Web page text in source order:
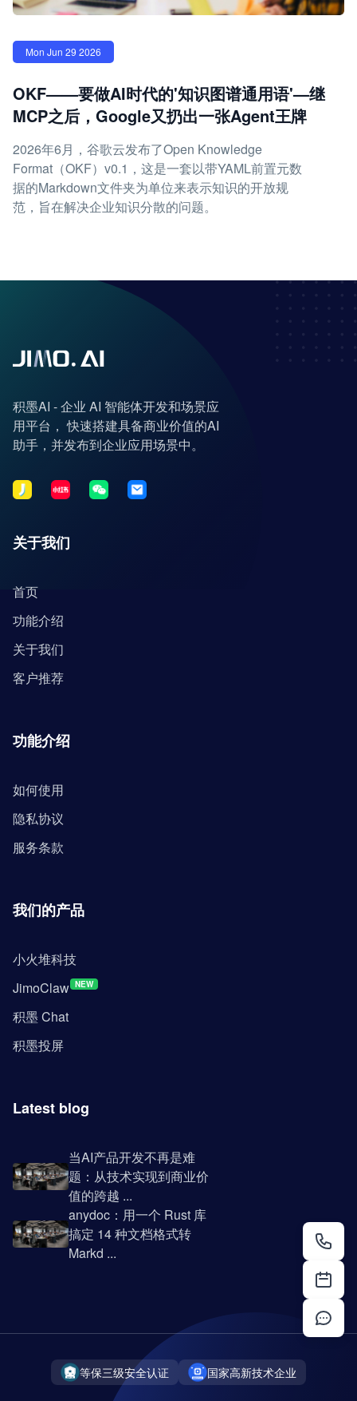
Mon Jun 29 2026
OKF——要做AI时代的'知识图谱通用语'—继
MCP之后，Google又扔出一张Agent王牌
2026年6月，谷歌云发布了Open Knowledge
Format（OKF）v0.1，这是一套以带YAML前置元数
据的Markdown文件夹为单位来表示知识的开放规
范，旨在解决企业知识分散的问题。
积墨AI - 企业 AI 智能体开发和场景应
用平台， 快速搭建具备商业价值的AI
助手，并发布到企业应用场景中。
关于我们
首页
功能介绍
关于我们
客户推荐
功能介绍
如何使用
隐私协议
服务条款
我们的产品
小火堆科技
JimoClaw NEW
积墨 Chat
积墨投屏
Latest blog
当AI产品开发不再是难
题：从技术实现到商业价
值的跨越 ...
anydoc：用一个 Rust 库
搞定 14 种文档格式转
Markd ...
等保三级安全认证 国家高新技术企业